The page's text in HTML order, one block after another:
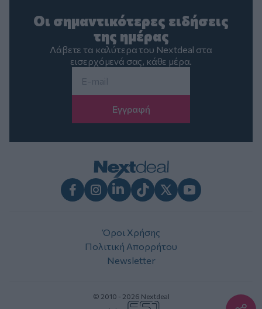
Οι σημαντικότερες ειδήσεις
της ημέρας
Λάβετε τα καλύτερα του Nextdeal στα
εισερχόμενά σας, κάθε μέρα.
Όροι Χρήσης
Πολιτική Απορρήτου
Newsletter
© 2010 - 2026 Nextdeal